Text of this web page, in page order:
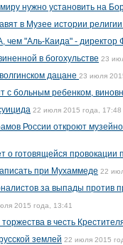
нужно установить на
в Музее истории
чем "Аль-Каида" - директор
в богохульстве 23
дацане 23 июля
с больным ребенком,
22 июля 2015 года, 17:48
России откроют
о готовящейся провокации
при Мухаммеде 22
за выпады против
2015 года, 13:41
в честь
землей 22 июля 2015